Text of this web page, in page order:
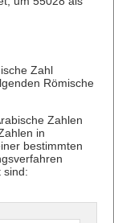
Zahl
Römische
Zahlen
in
bestimmten
sind: